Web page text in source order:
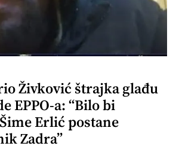
Živković štrajka glađu
EPPO-a: “Bilo bi
Erlić postane
Zadra”